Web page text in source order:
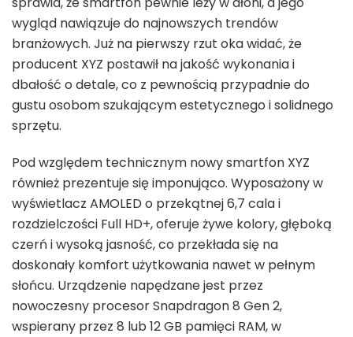
wygląd nawiązuje do najnowszych trendów
branżowych. Już na pierwszy rzut oka widać, że
producent XYZ postawił na jakość wykonania i
dbałość o detale, co z pewnością przypadnie do
gustu osobom szukającym estetycznego i solidnego
sprzętu.
Pod względem technicznym nowy smartfon XYZ
również prezentuje się imponująco. Wyposażony w
wyświetlacz AMOLED o przekątnej 6,7 cala i
rozdzielczości Full HD+, oferuje żywe kolory, głęboką
czerń i wysoką jasność, co przekłada się na
doskonały komfort użytkowania nawet w pełnym
słońcu. Urządzenie napędzane jest przez
nowoczesny procesor Snapdragon 8 Gen 2,
wspierany przez 8 lub 12 GB pamięci RAM, w